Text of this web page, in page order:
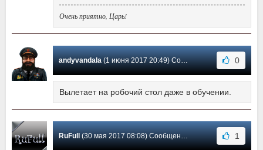
Очень приятно, Царь!
andyvandala(1 июня 2017 20:49) Сообщение #53 0
Вылетает на робочий стол даже в обучении.
RuFull (30 мая 2017 08:08) Сообщение #52 1